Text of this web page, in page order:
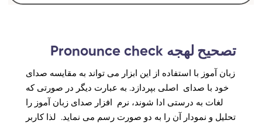
Pronounce check تصحیح لهجه
زبان آموز با استفاده از این ابزار می تواند به مقایسه صدای
خود با صدای اصلی بپردازد. به عبارت دیگر در صورتی که
لغات به درستی ادا شوند، نرم افزار صدای زبان آموز را
تحلیل و نمودار آن را به دو صورت رسم می نماید. لذا کاربر